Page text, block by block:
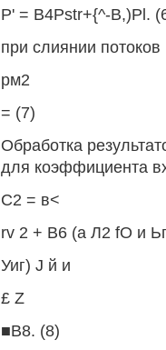
P' = B4Pstr+{^-B,)Pl.
при слиянии
рм2
= (7)
Обработка
для коэффициента
С2 = в<
rv 2 + В6 (а Л2 fO и
Уиг) J й и
£ Z
■В8. (8)